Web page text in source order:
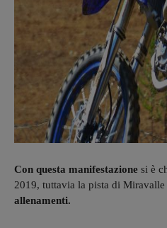
Con questa manifestazione si è
2019, tuttavia la pista di Miravalle
allenamenti.